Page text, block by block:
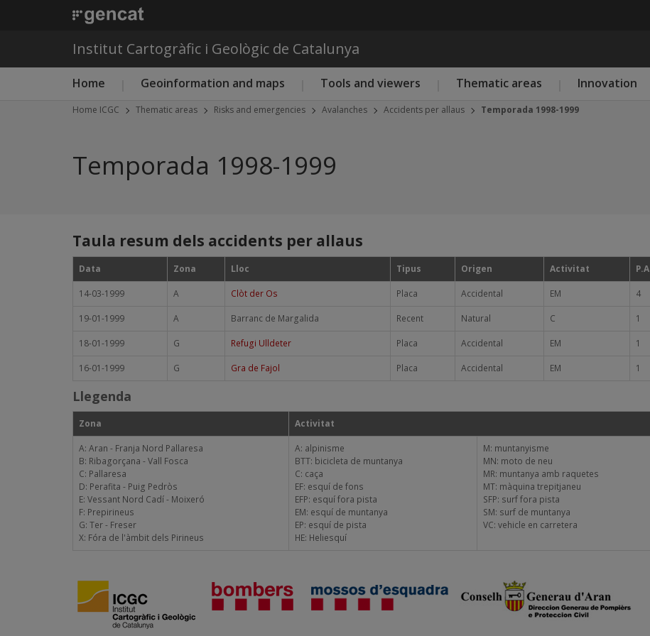
Institut Cartogràfic i Geològic de Catalunya
Main menu ICGC
Home Geoinformation and maps Tools and viewers Thematic areas Innovation
Home ICGC Thematic areas Risks and emergencies Avalanches Accidents per allaus Temporada 1998-1999
Temporada 1998-1999
Taula resum dels accidents per allaus
Data Zona Lloc Tipus Origen Activitat P.A
14-03-1999 A Clòt der Os Placa Accidental EM 4
19-01-1999 A Barranc de Margalida Recent Natural C 1
18-01-1999 G Refugi Ulldeter Placa Accidental EM 1
16-01-1999 G Gra de Fajol Placa Accidental EM 1
Llegenda
Zona Activitat
A: Aran - Franja Nord Pallaresa
B: Ribagorçana - Vall Fosca
C: Pallaresa
D: Perafita - Puig Pedròs
E: Vessant Nord Cadí - Moixeró
F: Prepirineus
G: Ter - Freser
X: Fóra de l'àmbit dels Pirineus
A: alpinisme
BTT: bicicleta de muntanya
C: caça
EF: esquí de fons
EFP: esquí fora pista
EM: esquí de muntanya
EP: esquí de pista
HE: Heliesquí
M: muntanyisme
MN: moto de neu
MR: muntanya amb raquetes
MT: màquina trepitjaneu
SFP: surf fora pista
SM: surf de muntanya
VC: vehicle en carretera